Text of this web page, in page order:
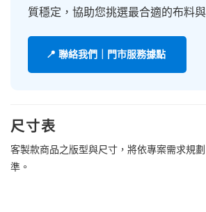
質穩定，協助您挑選最合適的布料與
📍 聯絡我們｜門市服務據點
尺寸表
客製款商品之版型與尺寸，將依專案需求規
準。